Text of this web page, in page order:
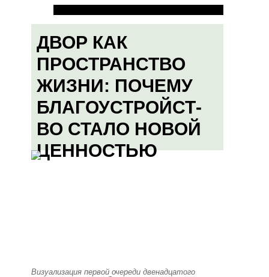
ДВОР КАК
ПРОСТРАНСТВО
ЖИЗНИ: ПОЧЕМУ
БЛАГОУСТРОЙСТ-
ВО СТАЛО НОВОЙ
ЦЕННОСТЬЮ
Визуализация первой очереди двенадцатого